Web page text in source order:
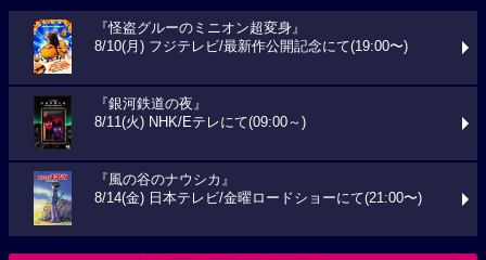
『怪盗グルーのミニオン超変身』
8/10(月) フジテレビ/最新作公開記念にて(19:00〜)
『銀河鉄道の夜』
8/11(火) NHK/Eテレにて(09:00～)
『風の谷のナウシカ』
8/14(金) 日本テレビ/金曜ロードショーにて(21:00〜)